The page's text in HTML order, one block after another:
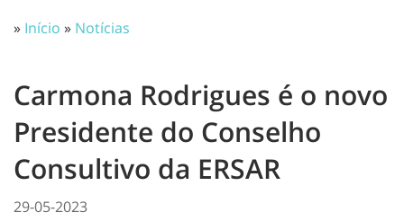
» Início » Notícias
Carmona Rodrigues é o novo
Presidente do Conselho
Consultivo da ERSAR
29-05-2023